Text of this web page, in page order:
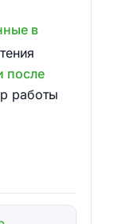
в
после
работы